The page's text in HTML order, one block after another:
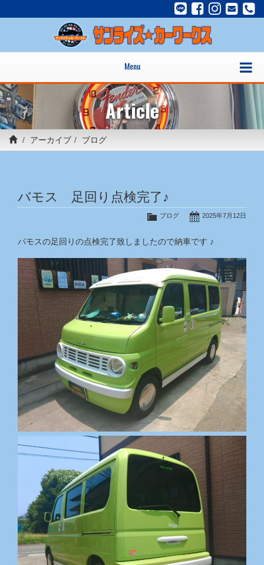
Menu
Article
アーカイブ ブログ
バモス 足回り点検完了♪
2025年7月12日
ブログ
バモスの足回りの点検完了致しましたので納車です ♪